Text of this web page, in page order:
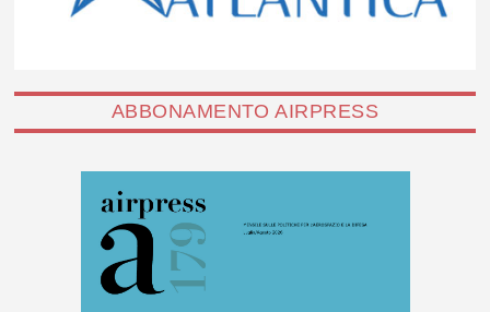
ABBONAMENTO AIRPRESS